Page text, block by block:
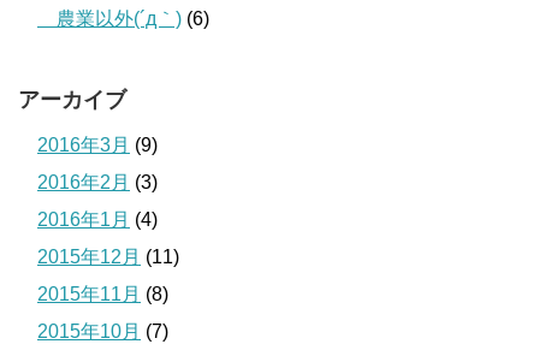
＿農業以外(´д｀) (6)
アーカイブ
2016年3月 (9)
2016年2月 (3)
2016年1月 (4)
2015年12月 (11)
2015年11月 (8)
2015年10月 (7)